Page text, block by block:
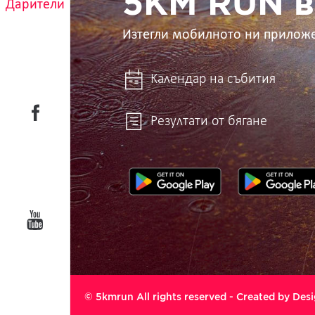
Дарители
Изтегли мобилното ни
Календар на събития
Резултати от бягане
© 5kmrun All rights reserved - Created by